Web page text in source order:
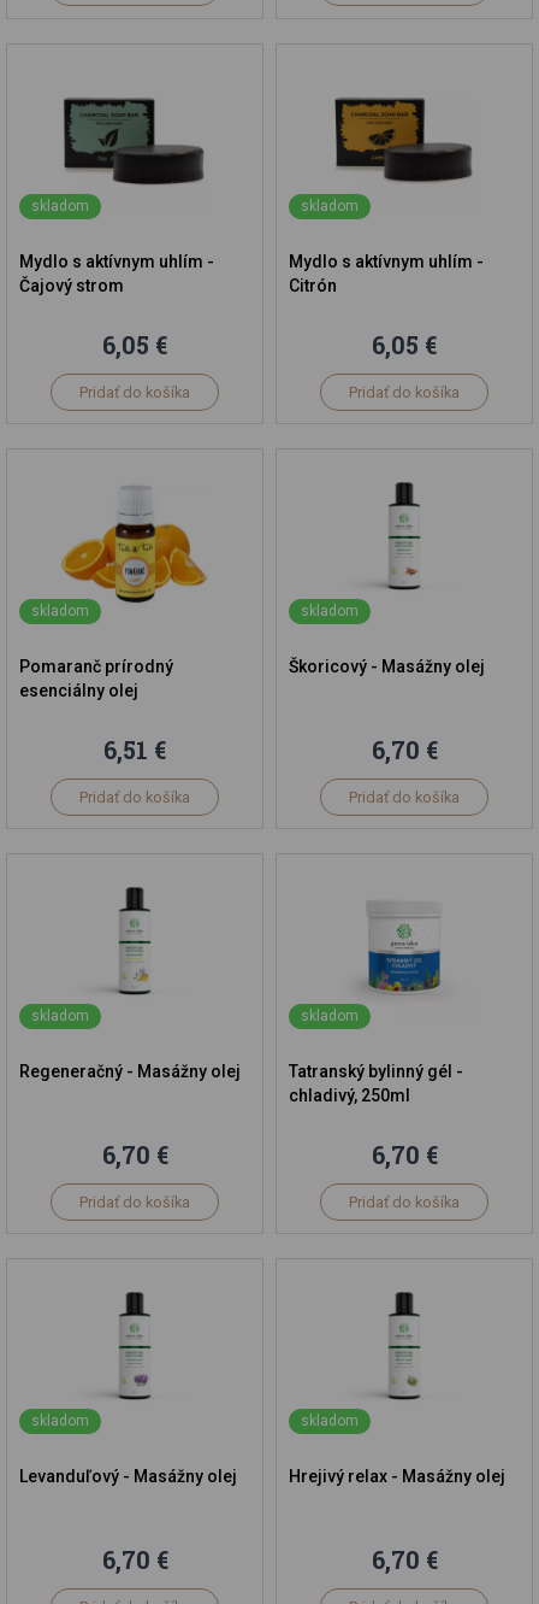
skladom
Mydlo s aktívnym uhlím -
Čajový strom
6,05 €
Pridať do košíka
skladom
Mydlo s aktívnym uhlím -
Citrón
6,05 €
Pridať do košíka
skladom
Pomaranč prírodný
esenciálny olej
6,51 €
Pridať do košíka
skladom
Škoricový - Masážny olej
6,70 €
Pridať do košíka
skladom
Regeneračný - Masážny olej
6,70 €
Pridať do košíka
skladom
Tatranský bylinný gél -
chladivý, 250ml
6,70 €
Pridať do košíka
skladom
Levanduľový - Masážny olej
6,70 €
skladom
Hrejivý relax - Masážny olej
6,70 €